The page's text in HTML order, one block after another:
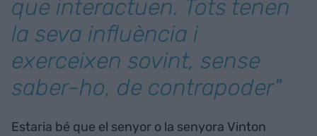
que interactuen. Tots tenen
la seva influència i
exerceixen sovint, sense
saber-ho, de contrapoder"
Estaria bé que el senyor o la senyora Vinton